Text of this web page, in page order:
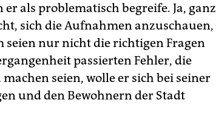
als problematisch begreife. Ja, ganz
sich die Aufnahmen anzuschauen,
seien nur nicht die richtigen Fragen
passierten Fehler, die
seien, wolle er sich bei seiner
und den Bewohnern der Stadt